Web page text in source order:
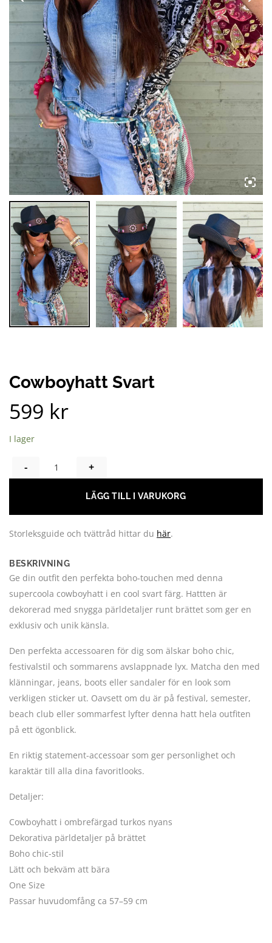
Cowboyhatt Svart
599 kr
I lager
COWBOYHATT SVART MÄNGD
LÄGG TILL I VARUKORG
Storleksguide och tvättråd hittar du här.
BESKRIVNING
Ge din outfit den perfekta boho-touchen med denna
supercoola cowboyhatt i en cool svart färg. Hattten är
dekorerad med snygga pärldetaljer runt brättet som ger en
exklusiv och unik känsla.
Den perfekta accessoaren för dig som älskar boho chic,
festivalstil och sommarens avslappnade lyx. Matcha den med
klänningar, jeans, boots eller sandaler för en look som
verkligen sticker ut. Oavsett om du är på festival, semester,
beach club eller sommarfest lyfter denna hatt hela outfiten
på ett ögonblick.
En riktig statement-accessoar som ger personlighet och
karaktär till alla dina favoritlooks.
Detaljer:
Cowboyhatt i ombrefärgad turkos nyans
Dekorativa pärldetaljer på brättet
Boho chic-stil
Lätt och bekväm att bära
One Size
Passar huvudomfång ca 57–59 cm